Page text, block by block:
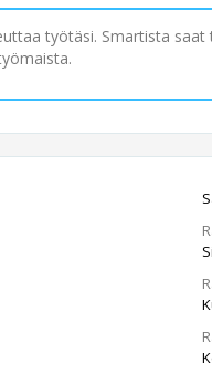
työtäsi. Smartista saat